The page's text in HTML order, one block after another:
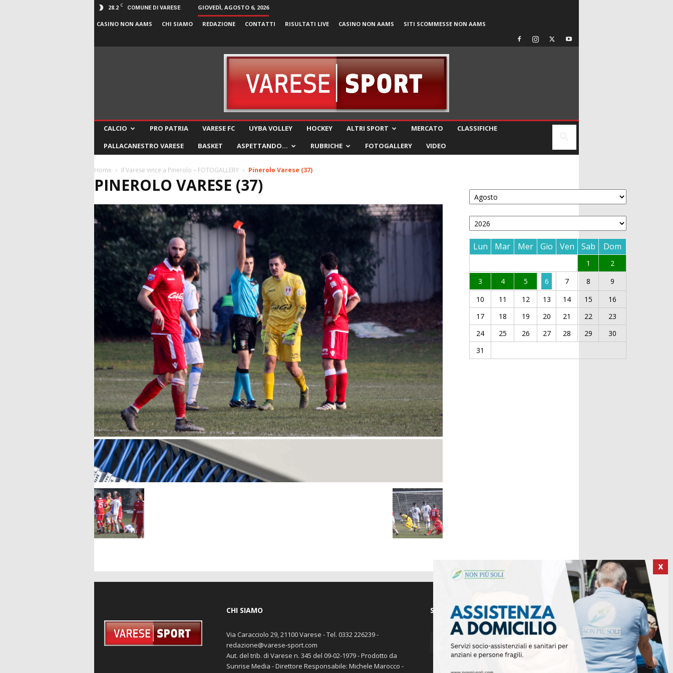
28.2 C COMUNE DI VARESE GIOVEDÌ, AGOSTO 6, 2026
CASINO NON AAMS CHI SIAMO REDAZIONE CONTATTI RISULTATI LIVE CASINO NON AAMS SITI SCOMMESSE NON AAMS
CALCIO PRO PATRIA VARESE FC UYBA VOLLEY HOCKEY ALTRI SPORT MERCATO
CLASSIFICHE
PALLACANESTRO VARESE
BASKET ASPETTANDO… RUBRICHE FOTOGALLERY VIDEO
Home Il Varese vince a Pinerolo – FOTOGALLERY Pinerolo Varese (37)
PINEROLO VARESE (37)
Lun Mar Mer Gio Ven Sab Dom
1
2
3
4 5 6 7 8
9
10
11 12 13 14 15
16
17
18 19 20 21 22
23
24
25 26 27 28 29
30
31
X
CHI SIAMO
Via Caracciolo 29, 21100 Varese - Tel. 0332 226239 -
redazione@varese-sport.com
Aut. del trib. di Varese n. 345 del 09-02-1979 - Prodotto da
Sunrise Media - Direttore Responsabile: Michele Marocco -
SEGUICI